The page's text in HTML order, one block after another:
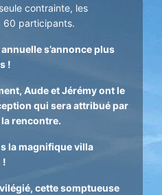
contrainte, les
60 participants.
s’annonce plus
!
Aude et Jérémy ont le
qui sera attribué par
la rencontre.
la magnifique villa
!
cette somptueuse